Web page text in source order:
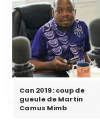
Can 2019 : coup de
gueule de Martin
Camus Mimb